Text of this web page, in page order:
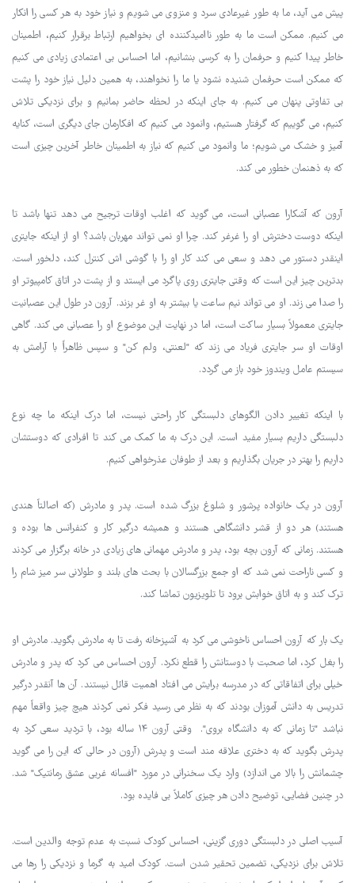
پیش می آید، ما به طور غیرعادی سرد و منزوی می شویم و نیاز خود به هر کسی را انکار
می کنیم. ممکن است ما به طور ناامیدکننده ای بخواهیم ارتباط برقرار کنیم، اطمینان
خاطر پیدا کنیم و حرفمان را به کرسی بنشانیم، اما احساس بی اعتمادی زیادی می کنیم
که ممکن است حرفمان شنیده نشود یا ما را نخواهند، به همین دلیل نیاز خود را پشت
بی تفاوتی پنهان می کنیم. به جای اینکه در لحظه حاضر بمانیم و برای نزدیکی تلاش
کنیم، می گوییم که گرفتار هستیم، وانمود می کنیم که افکارمان جای دیگری است، کنایه
آمیز و خشک می شویم؛ ما وانمود می کنیم که نیاز به اطمینان خاطر آخرین چیزی است
که به ذهنمان خطور می کند.
آرون که آشکارا عصبانی است، می گوید که اغلب اوقات ترجیح می دهد تنها باشد تا
اینکه دوست دخترش او را غرغر کند. چرا او نمی تواند مهربان باشد؟ او از اینکه جایتری
اینقدر دستور می دهد و سعی می کند کار او را با گوشی اش کنترل کند، دلخور است.
بدترین چیز این است که وقتی جایتری روی پاگرد می ایستد و از پشت در اتاق کامپیوتر او
را صدا می زند. او می تواند نیم ساعت یا بیشتر به او غر بزند. آرون در طول این عصبانیت
جایتری معمولاً بسیار ساکت است، اما در نهایت این موضوع او را عصبانی می کند. گاهی
اوقات او سر جایتری فریاد می زند که "لعنتی، ولم کن" و سپس ظاهراً با آرامش به
سیستم عامل ویندوز خود باز می گردد.
با اینکه تغییر دادن الگوهای دلبستگی کار راحتی نیست، اما درک اینکه ما چه نوع
دلبستگی داریم بسیار مفید است. این درک به ما کمک می کند تا افرادی که دوستشان
داریم را بهتر در جریان بگذاریم و بعد از طوفان عذرخواهی کنیم.
آرون در یک خانواده پرشور و شلوغ بزرگ شده است. پدر و مادرش (که اصالتاً هندی
هستند) هر دو از قشر دانشگاهی هستند و همیشه درگیر کار و کنفرانس ها بوده و
هستند. زمانی که آرون بچه بود، پدر و مادرش مهمانی های زیادی در خانه برگزار می کردند
و کسی ناراحت نمی شد که او جمع بزرگسالان با بحث های بلند و طولانی سر میز شام را
ترک کند و به اتاق خوابش برود تا تلویزیون تماشا کند.
یک بار که آرون احساس ناخوشی می کرد به آشپزخانه رفت تا به مادرش بگوید. مادرش او
را بغل کرد، اما صحبت با دوستانش را قطع نکرد. آرون احساس می کرد که پدر و مادرش
خیلی برای اتفاقاتی که در مدرسه برایش می افتاد اهمیت قائل نیستند. آن ها آنقدر درگیر
تدریس به دانش آموزان بودند که به نظر می رسید فکر نمی کردند هیچ چیز واقعاً مهم
نباشد "تا زمانی که به دانشگاه بروی". وقتی آرون ۱۴ ساله بود، با تردید سعی کرد به
پدرش بگوید که به دختری علاقه مند است و پدرش (آرون در حالی که این را می گوید
چشمانش را بالا می اندازد) وارد یک سخنرانی در مورد "افسانه غربی عشق رمانتیک" شد.
در چنین فضایی، توضیح دادن هر چیزی کاملاً بی فایده بود.
آسیب اصلی در دلبستگی دوری گزینی، احساس کودک نسبت به عدم توجه والدین است.
تلاش برای نزدیکی، تضمین تحقیر شدن است. کودک امید به گرما و نزدیکی را رها می